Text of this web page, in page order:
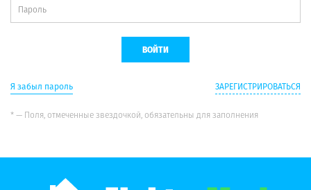
Я забыл пароль ЗАРЕГИСТРИРОВАТЬСЯ
* — Поля, отмеченные звездочкой, обязательны для заполнения